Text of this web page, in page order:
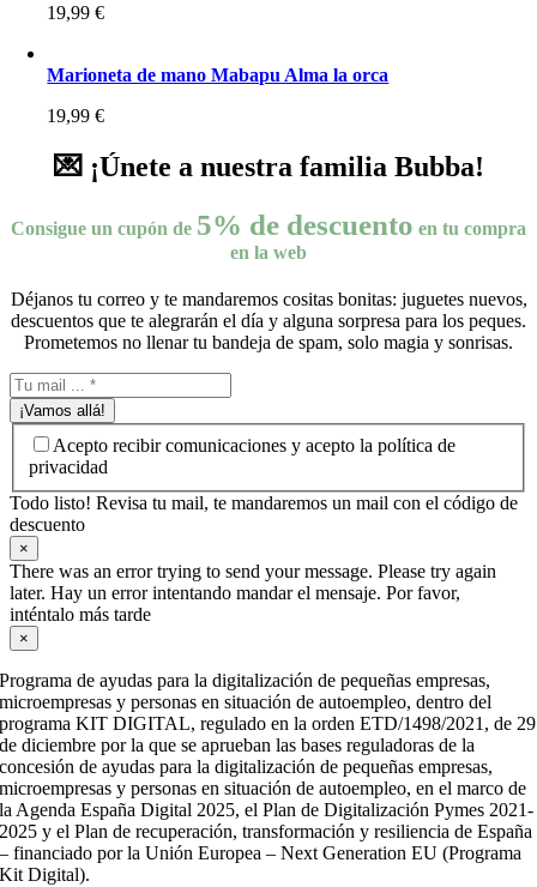
19,99€
Marioneta de mano Mabapu Alma la orca
19,99€
💌 ¡Únete a nuestra familia Bubba!
Consigue un cupón de 5% de descuento en tu compra
en la web
Déjanos tu correo y te mandaremos cositas bonitas: juguetes nuevos,
descuentos que te alegrarán el día y alguna sorpresa para los peques.
Prometemos no llenar tu bandeja de spam, solo magia y sonrisas.
¡Vamos allá!
Acepto recibir comunicaciones y acepto la política de
privacidad
Todo listo! Revisa tu mail, te mandaremos un mail con el código de
descuento
×
There was an error trying to send your message. Please try again
later. Hay un error intentando mandar el mensaje. Por favor,
inténtalo más tarde
×
Programa de ayudas para la digitalización de pequeñas empresas,
microempresas y personas en situación de autoempleo, dentro del
programa KIT DIGITAL, regulado en la orden ETD/1498/2021, de 29
de diciembre por la que se aprueban las bases reguladoras de la
concesión de ayudas para la digitalización de pequeñas empresas,
microempresas y personas en situación de autoempleo, en el marco de
la Agenda España Digital 2025, el Plan de Digitalización Pymes 2021-
2025 y el Plan de recuperación, transformación y resiliencia de España
– financiado por la Unión Europea – Next Generation EU (Programa
Kit Digital).